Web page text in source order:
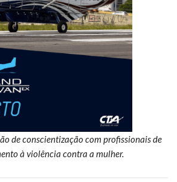
de conscientização com profissionais de
à violência contra a mulher.